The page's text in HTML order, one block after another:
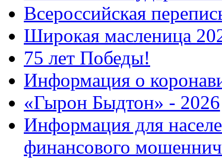
Всероссийская
Широкая масленица
75 лет Победы!
Информация о
«Гырон Быдтон» - 2026
Информация для
финансового